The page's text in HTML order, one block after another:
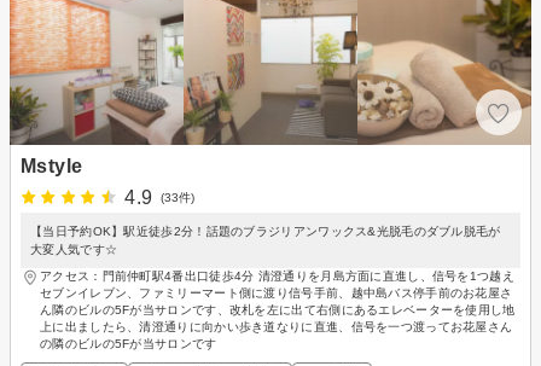
Mstyle
4.9
(33件)
【当日予約OK】駅近徒歩2分！話題のブラジリアンワックス&光脱毛のダブル脱毛が
大変人気です☆
アクセス：門前仲町駅4番出口徒歩4分 清澄通りを月島方面に直進し、信号を1つ越え
セブンイレブン、ファミリーマート側に渡り信号手前、越中島バス停手前のお花屋さ
ん隣のビルの5Fが当サロンです、改札を左に出て右側にあるエレベーターを使用し地
上に出ましたら、清澄通りに向かい歩き道なりに直進、信号を一つ渡ってお花屋さん
の隣のビルの5Fが当サロンです